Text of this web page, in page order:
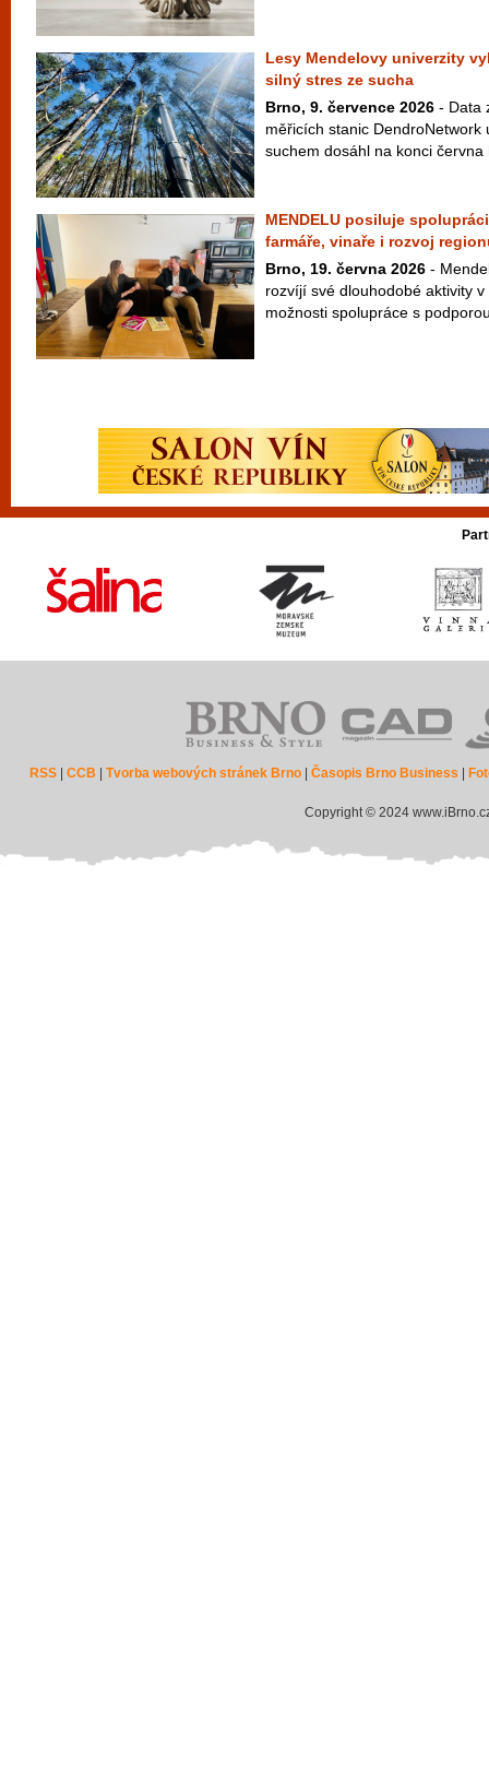
Lesy Mendelovy univerzity
silný stres ze sucha
Brno, 9. července 2026 - Data
měřicích stanic DendroNetwork
suchem dosáhl na konci
MENDELU posiluje
farmáře, vinaře i rozvoj
Brno, 19. června 2026 -
rozvíjí své dlouhodobé aktivity
možnosti spolupráce s
RSS |CCB |Tvorba webových stránek Brno |Časopis Brno Business
Copyright © 2024